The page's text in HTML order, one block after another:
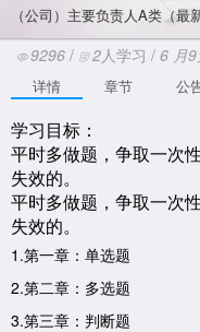
（公司）主要负责人A类（最
9296 / 2人学习 / 6 月
详情 章节 公
学习目标：
平时多做题，争取一次
失效的。
平时多做题，争取一次
失效的。
1.第一章：单选题
2.第二章：多选题
3.第三章：判断题